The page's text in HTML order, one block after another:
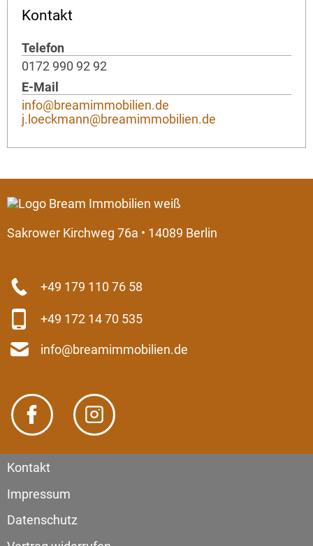
Kontakt
Telefon
0172 990 92 92
E-Mail
info@breamimmobilien.de
j.loeckmann@breamimmobilien.de
Sakrower Kirchweg 76a • 14089 Berlin
+49 179 110 76 58
+49 172 14 70 535
info@breamimmobilien.de
Kontakt
Impressum
Datenschutz